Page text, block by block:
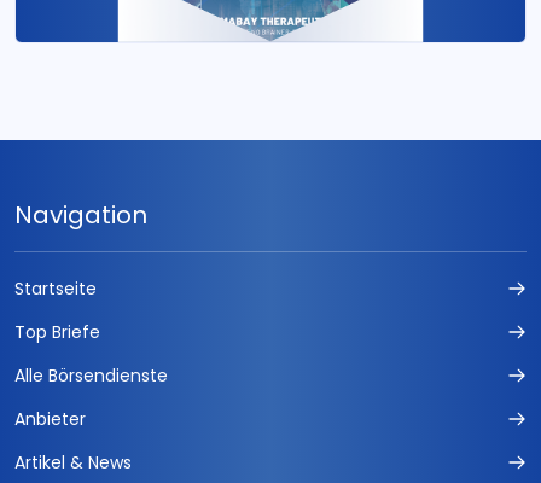
Navigation
Startseite
Top Briefe
Alle Börsendienste
Anbieter
Artikel & News